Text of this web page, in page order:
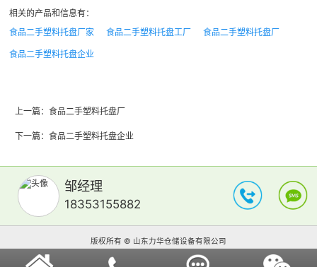
相关的产品和信息有：
食品二手塑料托盘厂家
食品二手塑料托盘工厂 食品二手塑料托盘厂
食品二手塑料托盘企业
上一篇： 食品二手塑料托盘厂
下一篇： 食品二手塑料托盘企业
邹经理
18353155882
版权所有 © 山东力华仓储设备有限公司